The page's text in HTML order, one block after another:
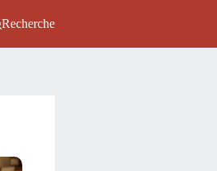
Recherche